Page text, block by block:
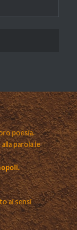
poesia.
parola le
ai sensi